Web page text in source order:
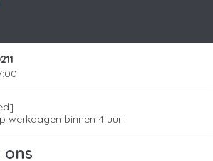
nodig? Onze experts
het gebied van onderhoud
We helpen je graag
mogelijk meegaan en sterk
onderhoud is de kans op
Neem gerust contact op
werkdagen binnen 4 uur!
ons